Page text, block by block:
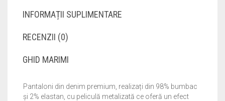
INFORMAȚII SUPLIMENTARE
RECENZII (0)
GHID MARIMI
Pantaloni din denim premium, realizați din 98% bumbac
și 2% elastan, cu peliculă metalizată ce oferă un efect